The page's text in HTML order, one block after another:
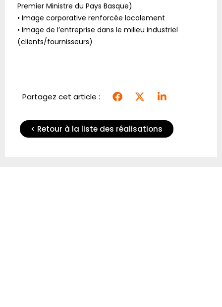
Premier Ministre du Pays Basque)
• Image corporative renforcée localement
• Image de l’entreprise dans le milieu industriel
(clients/fournisseurs)
Partagez cet article :
< Retour à la liste des réalisations